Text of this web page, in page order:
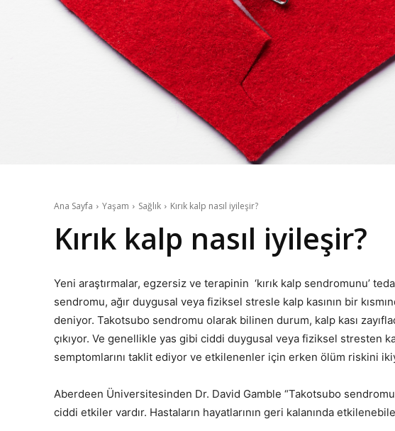
Ana Sayfa Yaşam Sağlık Kırık kalp nasıl iyileşir?
Kırık kalp nasıl iyileşir?
Yeni araştırmalar, egzersiz ve terapinin ‘kırık kalp sendromunu’
sendromu, ağır duygusal veya fiziksel stresle kalp kasının bir
deniyor. Takotsubo sendromu olarak bilinen durum, kalp kası
çıkıyor. Ve genellikle yas gibi ciddi duygusal veya fiziksel stresten
semptomlarını taklit ediyor ve etkilenenler için erken ölüm riskini
Aberdeen Üniversitesinden Dr. David Gamble “Takotsubo
ciddi etkiler vardır. Hastaların hayatlarının geri kalanında